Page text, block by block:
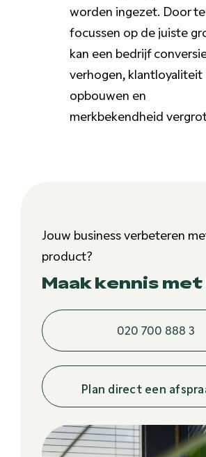
worden ingezet. Door te
focussen op de juiste
kan een bedrijf
verhogen, klantloyaliteit
opbouwen en
merkbekendheid
Jouw business verbeteren
product?
Maak kennis
020 700 888 3
Plan direct een